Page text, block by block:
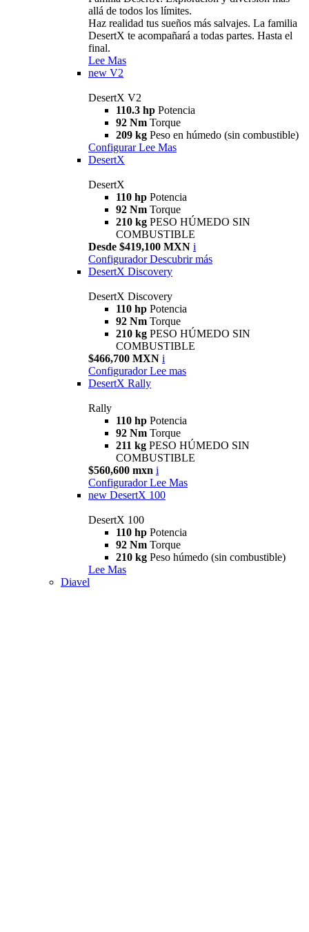
allá de todos los límites.
Haz realidad tus sueños más salvajes. La familia
DesertX te acompañará a todas partes. Hasta el
final.
Lee Mas
new V2
DesertX V2
110.3 hp Potencia
92 Nm Torque
209 kg Peso en húmedo (sin combustible)
Configurar Lee Mas
DesertX
DesertX
110 hp Potencia
92 Nm Torque
210 kg PESO HÚMEDO SIN
COMBUSTIBLE
Desde $419,100 MXN i
Configurador Descubrir más
DesertX Discovery
DesertX Discovery
110 hp Potencia
92 Nm Torque
210 kg PESO HÚMEDO SIN
COMBUSTIBLE
$466,700 MXN i
Configurador Lee mas
DesertX Rally
Rally
110 hp Potencia
92 Nm Torque
211 kg PESO HÚMEDO SIN
COMBUSTIBLE
$560,600 mxn i
Configurador Lee Mas
new DesertX 100
DesertX 100
110 hp Potencia
92 Nm Torque
210 kg Peso húmedo (sin combustible)
Lee Mas
Diavel